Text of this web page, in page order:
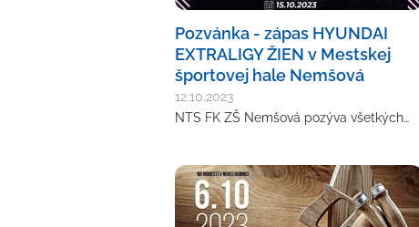
Pozvánka - zápas HYUNDAI
EXTRALIGY ŽIEN v Mestskej
športovej hale Nemšová
12.10.2023
NTS FK ZŠ Nemšová pozýva všetkých…